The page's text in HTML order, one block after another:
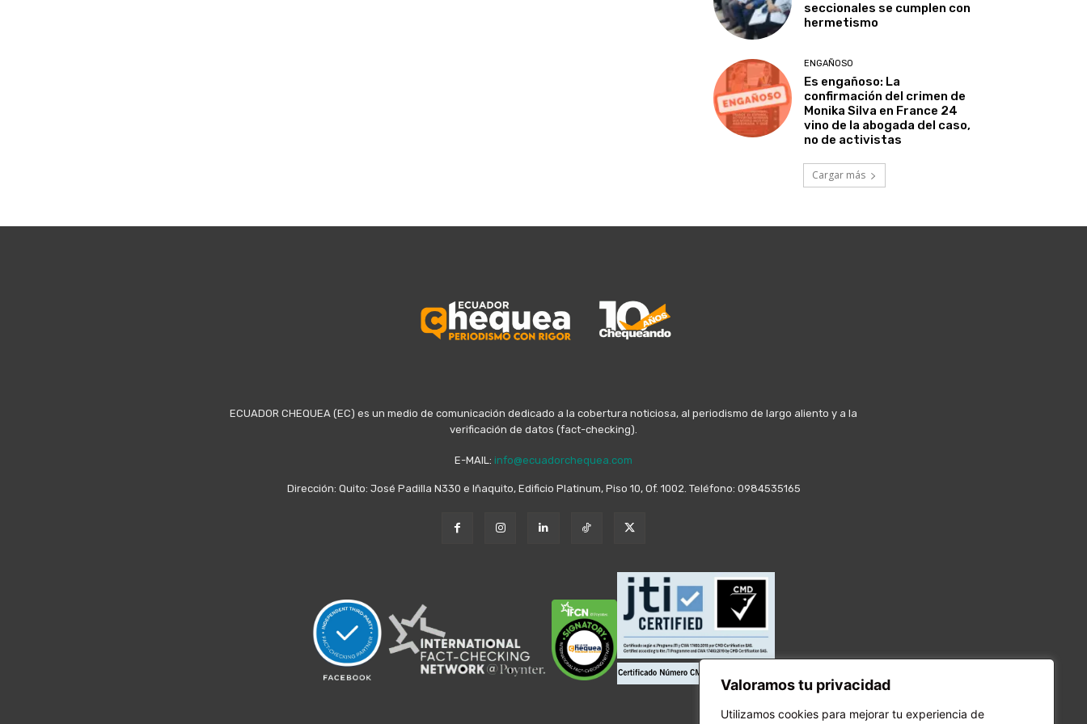
Valoramos tu privacidad
Utilizamos cookies para mejorar tu experiencia de
seccionales se cumplen con
hermetismo
ENGAÑOSO
Es engañoso: La
confirmación del crimen de
Monika Silva en France 24
vino de la abogada del caso,
no de activistas
Cargar más
ECUADOR CHEQUEA (EC) es un medio de comunicación dedicado a la cobertura noticiosa, al periodismo de largo aliento y a la
verificación de datos (fact-checking).
E-MAIL: info@ecuadorchequea.com
Dirección: Quito: José Padilla N330 e Iñaquito, Edificio Platinum, Piso 10, Of. 1002. Teléfono: 0984535165